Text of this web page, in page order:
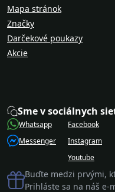
Mapa stránok
Značky
Darčekové poukazy
Akcie
Sme v sociálnych
Whatsapp
Messenger
Facebook
Instagram
Youtube
Buďte medzi prvými,
Prihláste sa na náš e-